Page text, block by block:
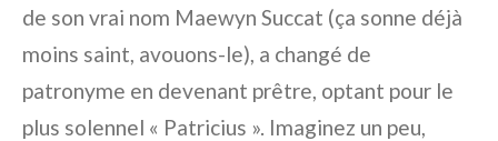
de son vrai nom Maewyn Succat (ça sonne déjà
moins saint, avouons-le), a changé de
patronyme en devenant prêtre, optant pour le
plus solennel « Patricius ». Imaginez un peu,